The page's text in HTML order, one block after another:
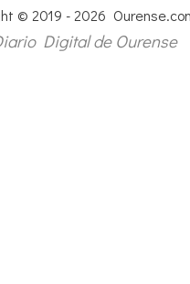
© 2019 - 2026
Digital de Ourense